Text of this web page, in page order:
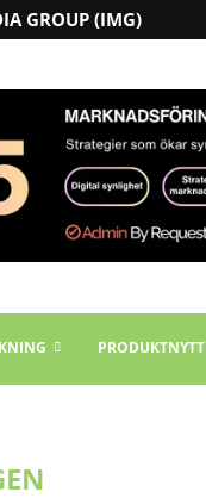
GROUP (IMG)
PRODUKTNYTT